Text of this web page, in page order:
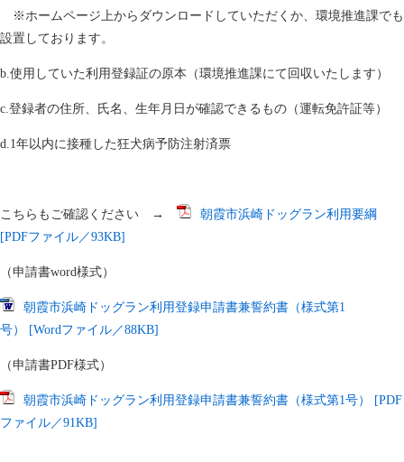
※ホームページ上からダウンロードしていただくか、環境推進課でも
設置しております。
b.使用していた利用登録証の原本（環境推進課にて回収いたします）
c.登録者の住所、氏名、生年月日が確認できるもの（運転免許証等）
d.1年以内に接種した狂犬病予防注射済票
こちらもご確認ください →
朝霞市浜崎ドッグラン利用要綱
[PDFファイル／93KB]
（申請書word様式）
朝霞市浜崎ドッグラン利用登録申請書兼誓約書（様式第1
号） [Wordファイル／88KB]
（申請書PDF様式）
朝霞市浜崎ドッグラン利用登録申請書兼誓約書（様式第1号） [PDF
ファイル／91KB]